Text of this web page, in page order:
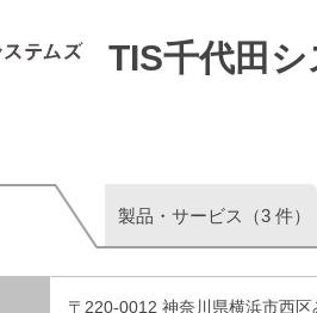
TIS千代田
製品・サービス（3 件）
〒220-0012 神奈川県横浜市西